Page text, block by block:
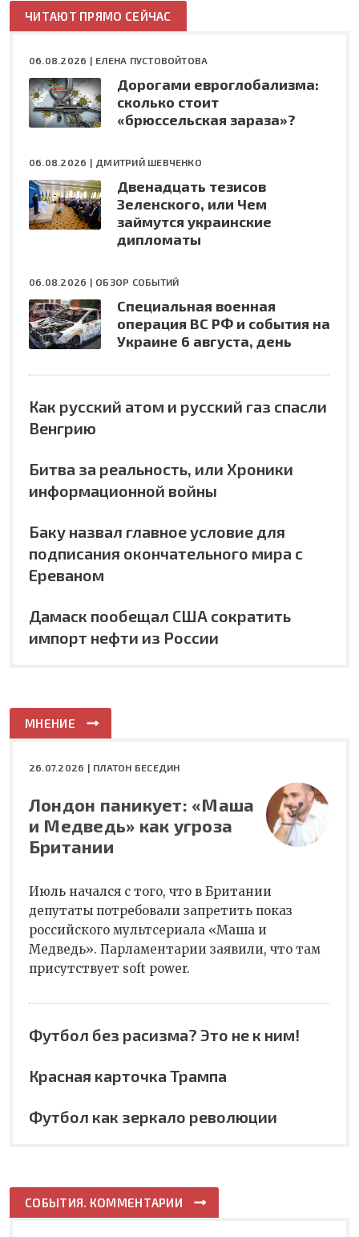
ЧИТАЮТ ПРЯМО СЕЙЧАС
06.08.2026 | ЕЛЕНА ПУСТОВОЙТОВА
Дорогами евроглобализма:
сколько стоит
«брюссельская зараза»?
06.08.2026 | ДМИТРИЙ ШЕВЧЕНКО
Двенадцать тезисов
Зеленского, или Чем
займутся украинские
дипломаты
06.08.2026 | ОБЗОР СОБЫТИЙ
Специальная военная
операция ВС РФ и события на
Украине 6 августа, день
Как русский атом и русский газ спасли
Венгрию
Битва за реальность, или Хроники
информационной войны
Баку назвал главное условие для
подписания окончательного мира с
Ереваном
Дамаск пообещал США сократить
импорт нефти из России
МНЕНИЕ
26.07.2026 | ПЛАТОН БЕСЕДИН
Лондон паникует: «Маша
и Медведь» как угроза
Британии
Июль начался с того, что в Британии
депутаты потребовали запретить показ
российского мультсериала «Маша и
Медведь». Парламентарии заявили, что там
присутствует soft power.
Футбол без расизма? Это не к ним!
Красная карточка Трампа
Футбол как зеркало революции
СОБЫТИЯ. КОММЕНТАРИИ